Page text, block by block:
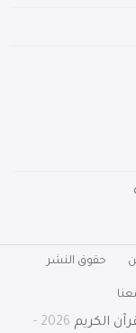
حقوق النشر
الكريم 2026 -